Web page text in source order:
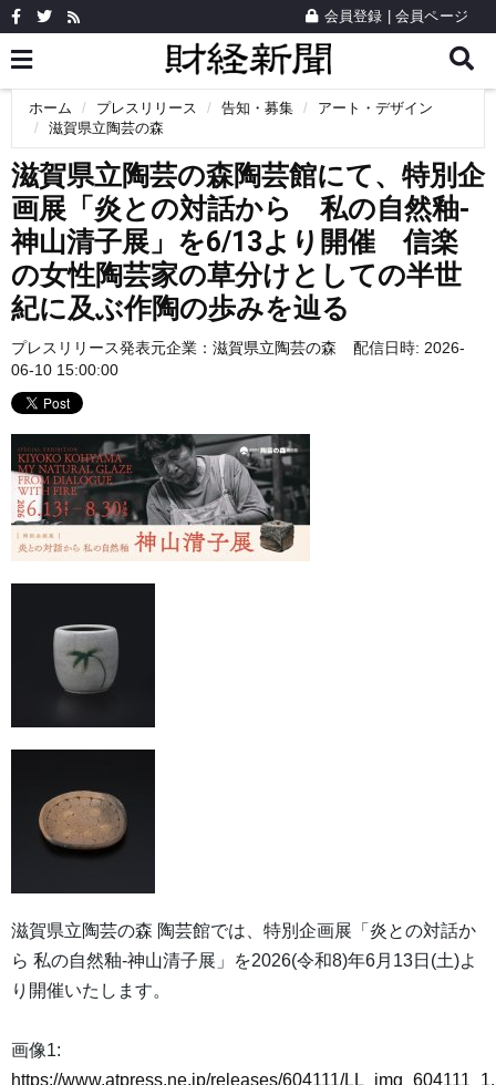
会員登録 会員ページ
ホーム プレスリリース 告知・募集
アート・デザイン
滋賀県立陶芸の森
滋賀県立陶芸の森陶芸館にて、特別企
画展「炎との対話から 私の自然釉-
神山清子展」を6/13より開催 信楽
の女性陶芸家の草分けとしての半世
紀に及ぶ作陶の歩みを辿る
プレスリリース発表元企業： 滋賀県立陶芸の森
配信日時: 2026-
06-10 15:00:00
滋賀県立陶芸の森 陶芸館では、特別企画展「炎との対話か
ら 私の自然釉-神山清子展」を2026(令和8)年6月13日(土)よ
り開催いたします。
画像1:
https://www.atpress.ne.jp/releases/604111/